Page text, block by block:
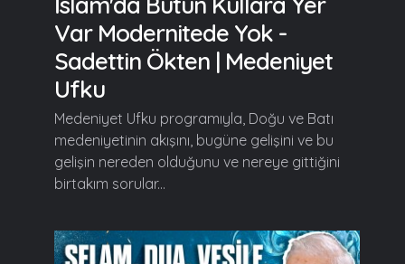
Var Modernitede Yok -
Sadettin Ökten | Medeniyet
Ufku
Medeniyet Ufku programıyla, Doğu ve Batı
medeniyetinin akışını, bugüne gelişini ve bu
gelişin nereden olduğunu ve nereye gittiğini
birtakım sorular...